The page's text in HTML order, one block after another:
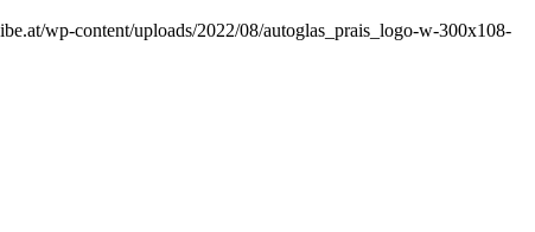
wp-content/uploads/2022/08/autoglas_prais_logo-w-300x108-